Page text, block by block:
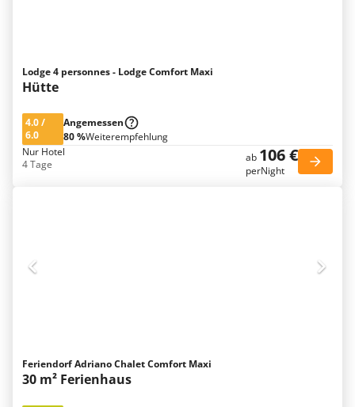
Lodge 4 personnes - Lodge Comfort Maxi
Hütte
4.0/
6.0
Angemessen
80 %Weiterempfehlung
Nur Hotel
4 Tage
ab 106 €
perNight
Feriendorf Adriano Chalet Comfort Maxi
30 m² Ferienhaus